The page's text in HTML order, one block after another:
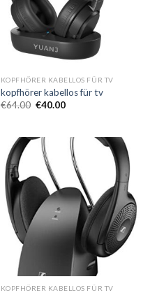
KOPFHÖRER KABELLOS FÜR TV
kopfhörer kabellos für tv
€64.00 €40.00
KOPFHÖRER KABELLOS FÜR TV